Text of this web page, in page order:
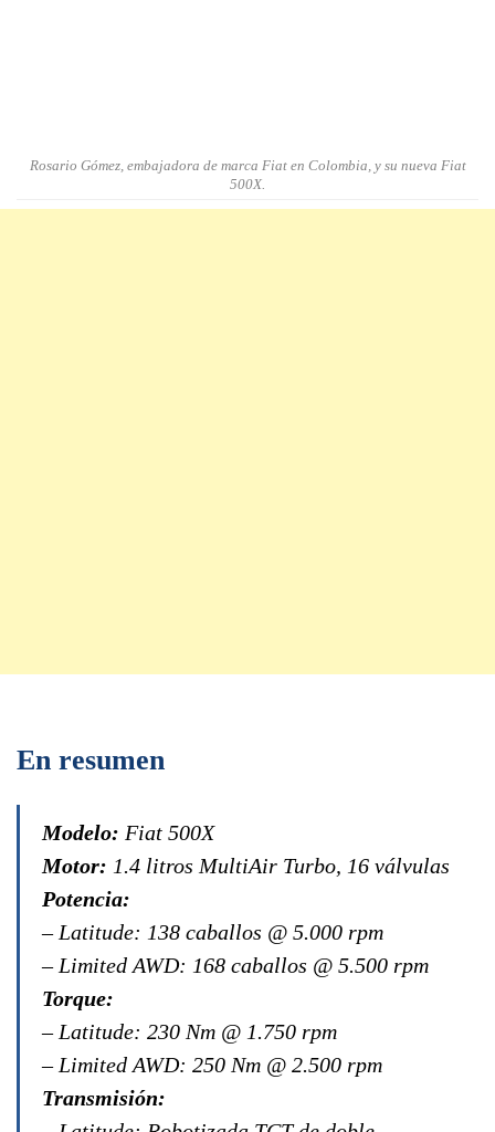
Rosario Gómez, embajadora de marca Fiat en Colombia, y su nueva Fiat
500X.
En resumen
Modelo: Fiat 500X
Motor: 1.4 litros MultiAir Turbo, 16 válvulas
Potencia:
– Latitude: 138 caballos @ 5.000 rpm
– Limited AWD: 168 caballos @ 5.500 rpm
Torque:
– Latitude: 230 Nm @ 1.750 rpm
– Limited AWD: 250 Nm @ 2.500 rpm
Transmisión: